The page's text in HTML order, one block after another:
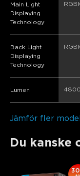
Main Light
Displaying
Technology
Back Light
Displaying
Technology
Lumen
Jämför fler
Du kanske